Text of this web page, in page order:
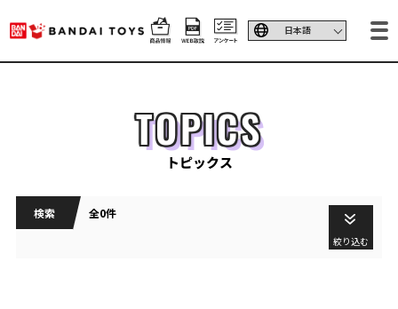
TOPICS
トピックス
検索 全0件
絞り込む